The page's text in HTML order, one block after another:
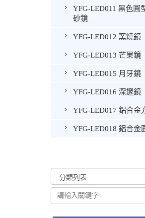
YFG-LED011 黑色圓
砂鏡
YFG-LED012 窯燒鏡
YFG-LED013 芒果鏡
YFG-LED015 月牙鏡
YFG-LED016 深邃鏡
YFG-LED017 鋁合金
YFG-LED018 鋁合金